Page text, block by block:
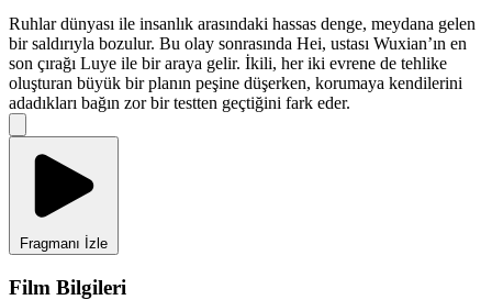
Ruhlar dünyası ile insanlık arasındaki hassas denge, meydana gelen
bir saldırıyla bozulur. Bu olay sonrasında Hei, ustası Wuxian’ın en
son çırağı Luye ile bir araya gelir. İkili, her iki evrene de tehlike
oluşturan büyük bir planın peşine düşerken, korumaya kendilerini
adadıkları bağın zor bir testten geçtiğini fark eder.
Fragmanı İzle
Film Bilgileri